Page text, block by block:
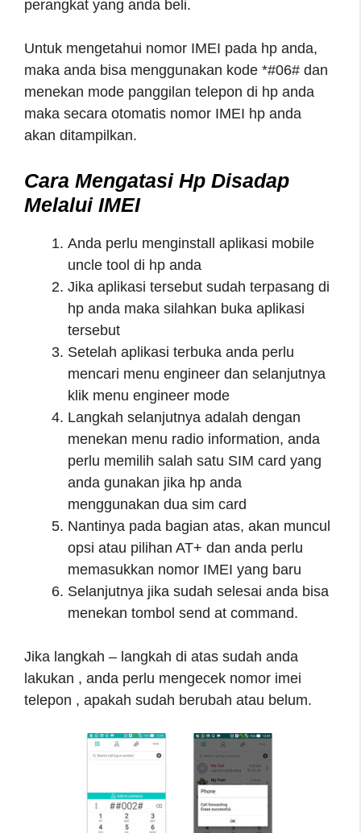
perangkat yang anda beli.
Untuk mengetahui nomor IMEI pada hp anda,
maka anda bisa menggunakan kode *#06# dan
menekan mode panggilan telepon di hp anda
maka secara otomatis nomor IMEI hp anda
akan ditampilkan.
Cara Mengatasi Hp Disadap
Melalui IMEI
Anda perlu menginstall aplikasi mobile
uncle tool di hp anda
Jika aplikasi tersebut sudah terpasang di
hp anda maka silahkan buka aplikasi
tersebut
Setelah aplikasi terbuka anda perlu
mencari menu engineer dan selanjutnya
klik menu engineer mode
Langkah selanjutnya adalah dengan
menekan menu radio information, anda
perlu memilih salah satu SIM card yang
anda gunakan jika hp anda
menggunakan dua sim card
Nantinya pada bagian atas, akan muncul
opsi atau pilihan AT+ dan anda perlu
memasukkan nomor IMEI yang baru
Selanjutnya jika sudah selesai anda bisa
menekan tombol send at command.
Jika langkah – langkah di atas sudah anda
lakukan , anda perlu mengecek nomor imei
telepon , apakah sudah berubah atau belum.